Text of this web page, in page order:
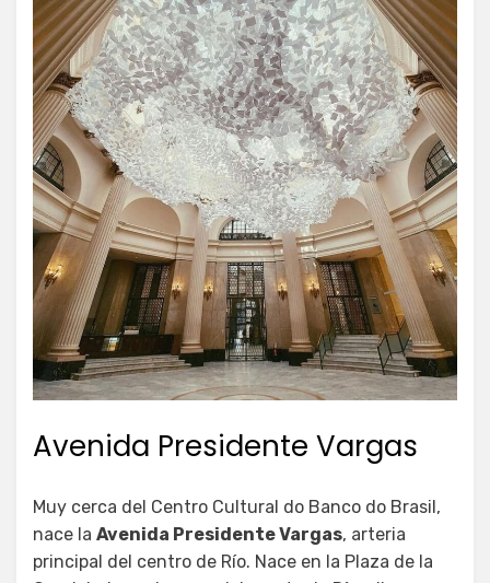
Avenida Presidente Vargas
Muy cerca del Centro Cultural do Banco do Brasil,
nace la Avenida Presidente Vargas, arteria
principal del centro de Río. Nace en la Plaza de la